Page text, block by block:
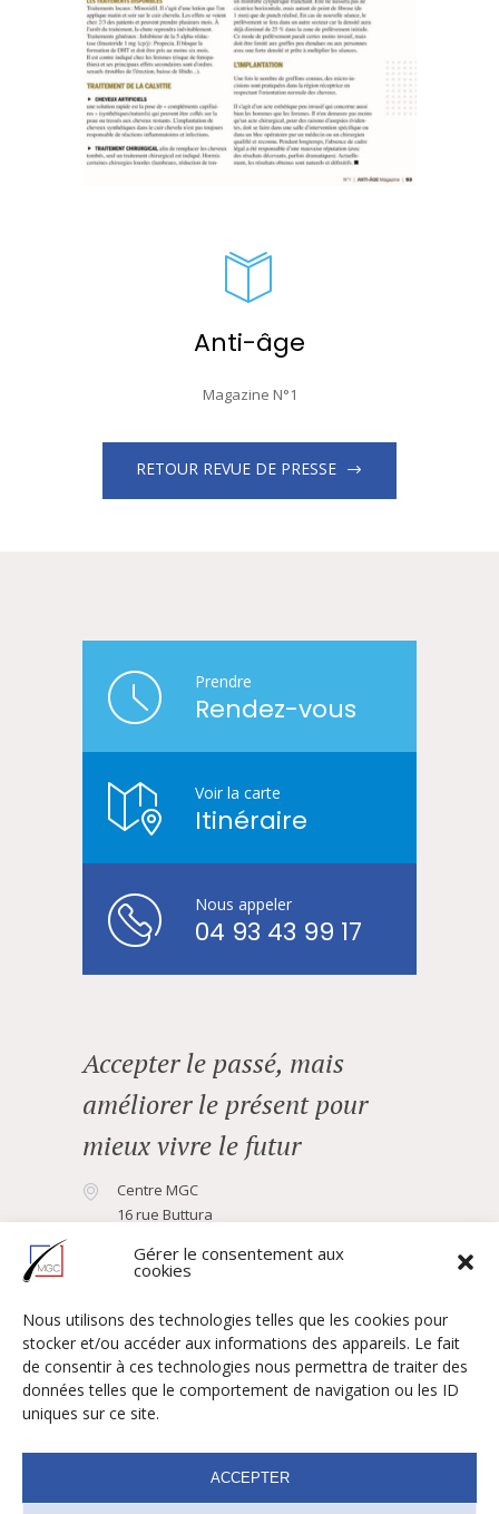
Gérer le consentement aux
cookies
Nous utilisons des technologies telles que les cookies pour
stocker et/ou accéder aux informations des appareils. Le fait
de consentir à ces technologies nous permettra de traiter des
données telles que le comportement de navigation ou les ID
uniques sur ce site.
ACCEPTER
Anti-âge
Magazine N°1
RETOUR REVUE DE PRESSE
Prendre
Rendez-vous
Voir la carte
Itinéraire
Nous appeler
04 93 43 99 17
Accepter le passé, mais
améliorer le présent pour
mieux vivre le futur
Centre MGC
16 rue Buttura
Vous avez une question ?
Consultation
Dr Frédéric Menu
Dr Camille Vincent
Revue de presse
Technique FUE DHI